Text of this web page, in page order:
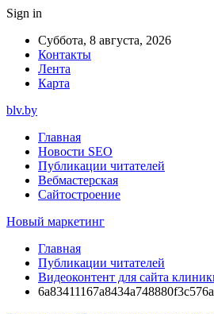
Sign in
Суббота, 8 августа, 2026
Контакты
Лента
Карта
blv.by
Главная
Новости SEO
Публикации читателей
Вебмастерская
Сайтостроение
Новый маркетинг
Главная
Публикации читателей
Видеоконтент для сайта